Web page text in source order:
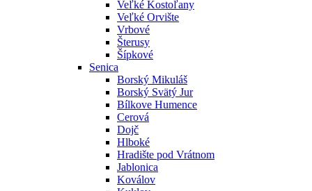
Veľké Kostoľany
Veľké Orvište
Vrbové
Šterusy
Šípkové
Senica
Borský Mikuláš
Borský Svätý Jur
Bílkove Humence
Cerová
Dojč
Hlboké
Hradište pod Vrátnom
Jablonica
Koválov